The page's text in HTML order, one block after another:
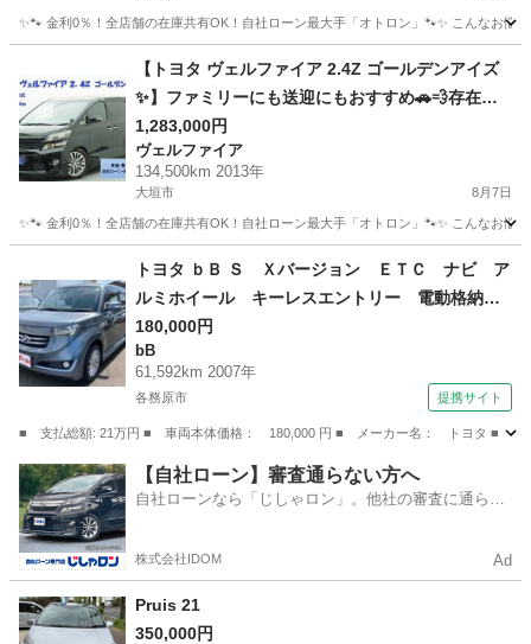
✨🐾 金利0％！全店舗の在庫共有OK！自社ローン最大手「オトロン」🐾✨ こんなお
アクア
【トヨタ ヴェルファイア 2.4Z ゴールデンアイズ
✨】ファミリーにも送迎にもおすすめ🚗💨存在感
抜群の1台♪
1,283,000円
ヴェルファイア
134,500km 2013年
大垣市 8月7日
✨🐾 金利0％！全店舗の在庫共有OK！自社ローン最大手「オトロン」🐾✨ こんなお
ヴェルファイア 車両
トヨタ ｂＢ Ｓ Ｘバージョン ＥＴＣ ナビ ア
ルミホイール キーレスエントリー 電動格納ミ
ラー ＡＴ 衝突安全ボディ ベンチシート Ａ
ＢＳ ＣＤ ＤＶＤ再生 エアコン パワーステ
アリング 現状渡し （なし）
180,000円
bB
61,592km 2007年
各務原市 提携サイト
■ 支払総額: 21万円 ■ 車両本体価格： 180,000 円 ■ メーカー名： トヨタ ■
岐阜 各務原市 bB
【自社ローン】審査通らない方へ
自社ローンなら「じしゃロン」。他社の審査に通らな
株式会社IDOM Ad
Pruis 21
350,000円